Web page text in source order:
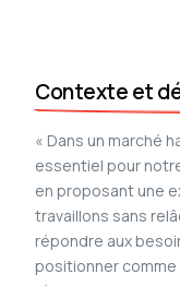
Contexte et
« Dans un marché
essentiel pour
en proposant une
travaillons sans
répondre aux
positionner comme